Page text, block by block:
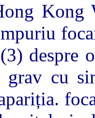
Kong
despre
grav cu